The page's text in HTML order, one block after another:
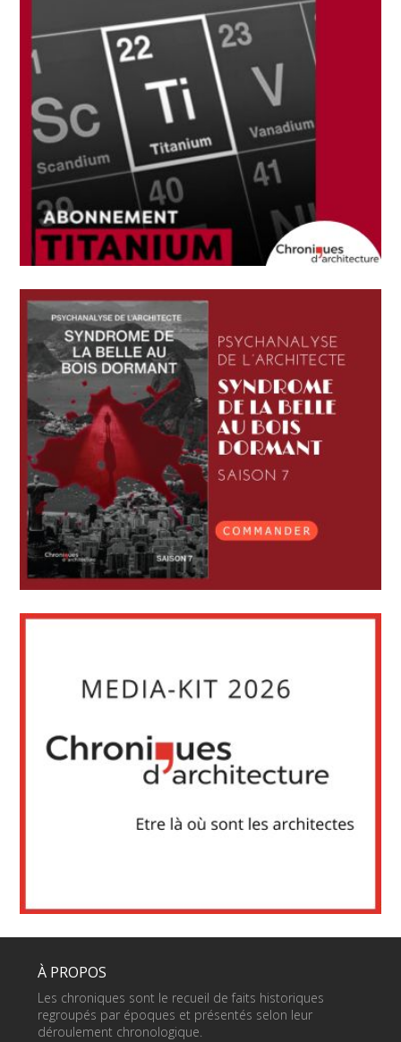
À PROPOS
Les chroniques sont le recueil de faits historiques
regroupés par époques et présentés selon leur
déroulement chronologique.